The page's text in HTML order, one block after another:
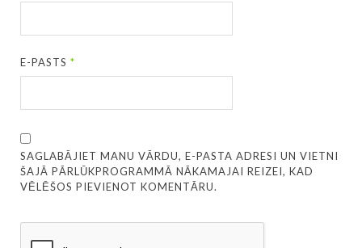
E-PASTS*
SAGLABĀJIET MANU VĀRDU, E-PASTA ADRESI UN VIETNI
ŠAJĀ PĀRLŪKPROGRAMMĀ NĀKAMAJAI REIZEI, KAD
VĒLĒŠOS PIEVIENOT KOMENTĀRU.